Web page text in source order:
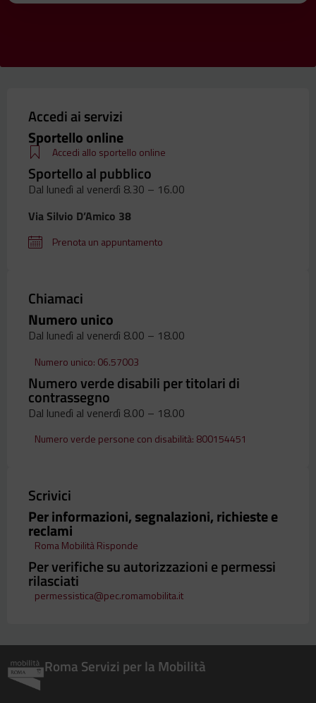
Accedi ai servizi
Sportello online
Accedi allo sportello online
Sportello al pubblico
Dal lunedì al venerdì 8.30 – 16.00
Via Silvio D’Amico 38
Prenota un appuntamento
Chiamaci
Numero unico
Dal lunedì al venerdì 8.00 – 18.00
Numero unico: 06.57003
Numero verde disabili per titolari di
contrassegno
Dal lunedì al venerdì 8.00 – 18.00
Numero verde persone con disabilità: 800154451
Scrivici
Per informazioni, segnalazioni, richieste e
reclami
Roma Mobilità Risponde
Per verifiche su autorizzazioni e permessi
rilasciati
permessistica@pec.romamobilita.it
Roma Servizi per la Mobilità